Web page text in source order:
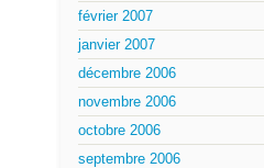
février 2007
janvier 2007
décembre 2006
novembre 2006
octobre 2006
septembre 2006